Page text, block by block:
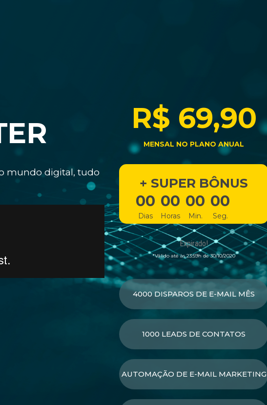
mundo digital, tudo
R$ 69,90
MENSAL NO PLANO ANUAL
+ SUPER BÔNUS
00
Dias
00
Horas
00
Min.
00
Seg.
Expirado!
*Válido até às 23:59h de 30/10/2020
4000 DISPAROS DE E-MAIL MÊS
1000 LEADS DE CONTATOS
AUTOMAÇÃO DE E-MAIL MARKETING